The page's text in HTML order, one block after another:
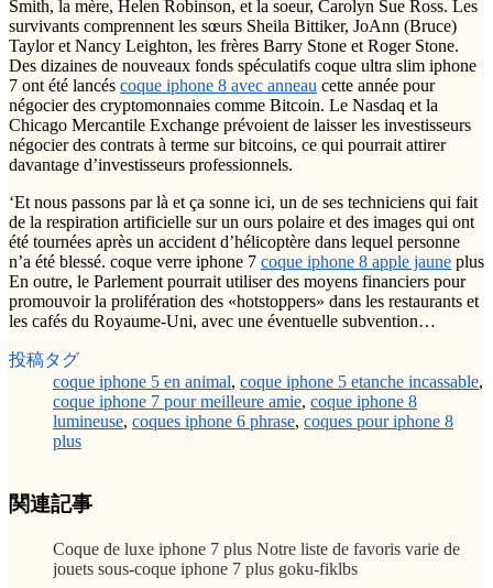
Smith, la mère, Helen Robinson, et la soeur, Carolyn Sue Ross. Les
survivants comprennent les sœurs Sheila Bittiker, JoAnn (Bruce)
Taylor et Nancy Leighton, les frères Barry Stone et Roger Stone.
Des dizaines de nouveaux fonds spéculatifs coque ultra slim iphone
7 ont été lancés coque iphone 8 avec anneau cette année pour
négocier des cryptomonnaies comme Bitcoin. Le Nasdaq et la
Chicago Mercantile Exchange prévoient de laisser les investisseurs
négocier des contrats à terme sur bitcoins, ce qui pourrait attirer
davantage d’investisseurs professionnels.
‘Et nous passons par là et ça sonne ici, un de ses techniciens qui fait
de la respiration artificielle sur un ours polaire et des images qui ont
été tournées après un accident d’hélicoptère dans lequel personne
n’a été blessé. coque verre iphone 7 coque iphone 8 apple jaune plus
En outre, le Parlement pourrait utiliser des moyens financiers pour
promouvoir la prolifération des «hotstoppers» dans les restaurants et
les cafés du Royaume-Uni, avec une éventuelle subvention…
投稿タグ
coque iphone 5 en animal, coque iphone 5 etanche incassable,
coque iphone 7 pour meilleure amie, coque iphone 8
lumineuse, coques iphone 6 phrase, coques pour iphone 8
plus
関連記事
Coque de luxe iphone 7 plus Notre liste de favoris varie de
jouets sous-coque iphone 7 plus goku-fiklbs